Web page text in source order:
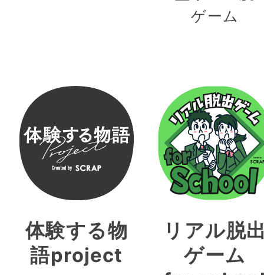
ゲーム
体験する物
語project
リアル脱
ゲーム